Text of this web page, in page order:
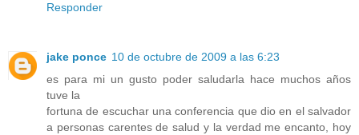
Responder
jake ponce 10 de octubre de 2009 a las 6:23
es para mi un gusto poder saludarla hace muchos años
tuve la
fortuna de escuchar una conferencia que dio en el salvador
a personas carentes de salud y la verdad me encanto, hoy